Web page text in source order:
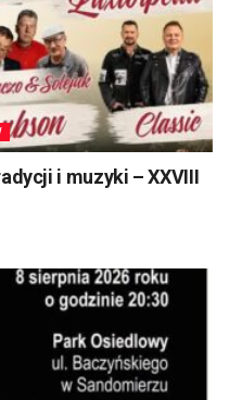
i muzyki – XXVIII